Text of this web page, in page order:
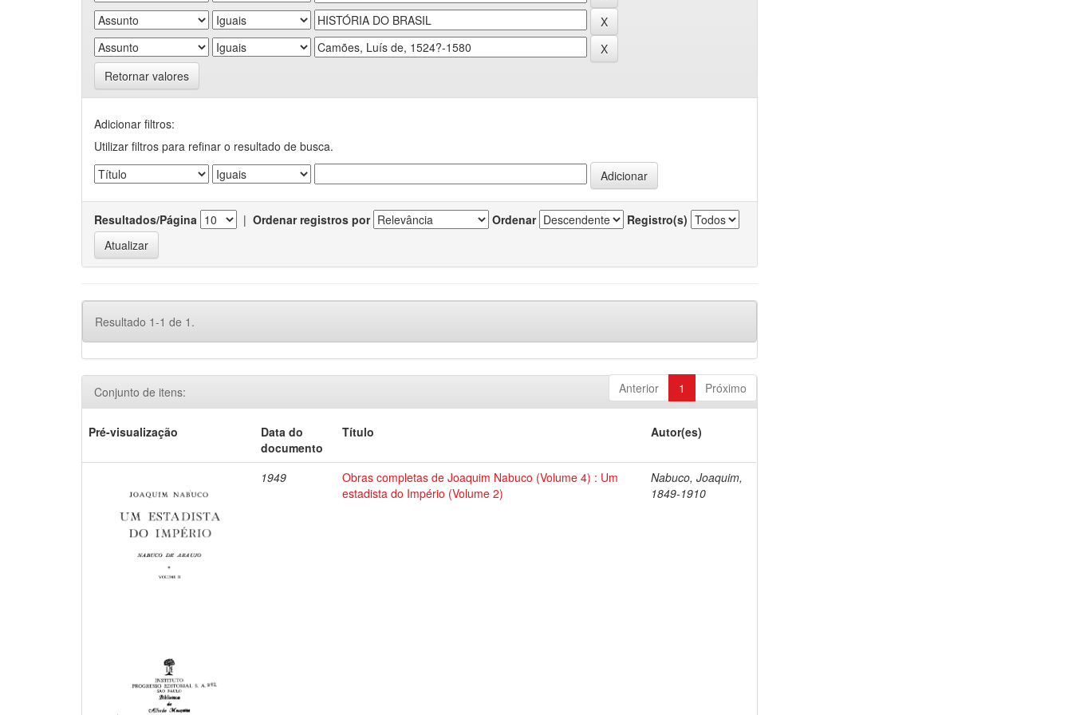
Retornar valores
Adicionar filtros:
Utilizar filtros para refinar o resultado de busca.
Resultados/Página | Ordenar registros por Ordenar Registro(s)
Resultado 1-1 de 1.
Anterior 1 Próximo
Conjunto de itens:
Pré-visualização
Data do
documento
Título Autor(es)
1949
Obras completas de Joaquim Nabuco (Volume 4) : Um
estadista do Império (Volume 2)
Nabuco, Joaquim,
1849-1910